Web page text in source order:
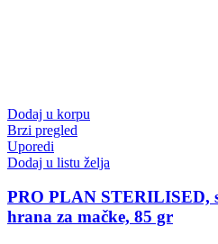
Dodaj u korpu
Brzi pregled
Uporedi
Dodaj u listu želja
PRO PLAN STERILISED,
hrana za mačke, 85 gr